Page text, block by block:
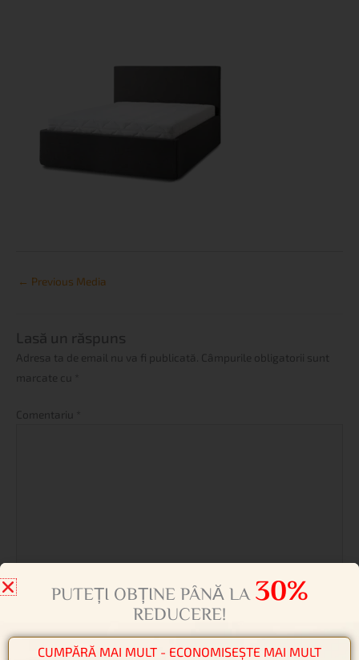
← Previous Media
Lasă un răspuns
Adresa ta de email nu va fi publicată. Câmpurile obligatorii sunt
marcate cu
Comentariu